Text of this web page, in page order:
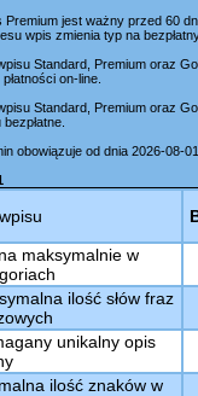
Premium jest ważny przed 60
wpis zmienia typ na
Standard, Premium oraz
on-line.
Standard, Premium oraz
obowiązuje od dnia 2026-08-01
maksymalnie w
ilość słów fraz
unikalny opis
ilość znaków w